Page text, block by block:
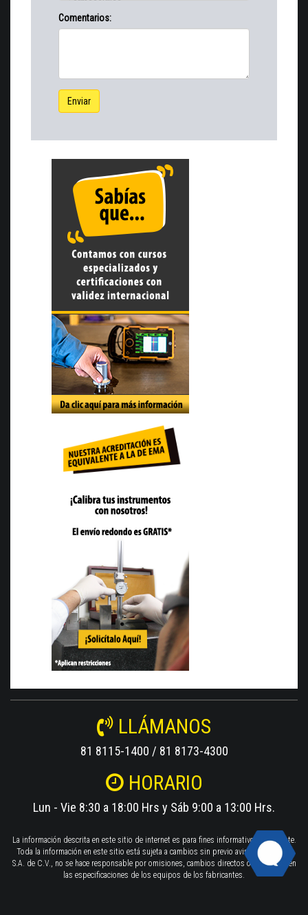
Comentarios:
Enviar
LLÁMANOS
81 8115-1400 / 81 8173-4300
HORARIO
Lun - Vie 8:30 a 18:00 Hrs y Sáb 9:00 a 13:00 Hrs.
La información descrita en este sitio de internet es para fines informativos solamente.
Toda la información en este sitio está sujeta a cambios sin previo aviso. TWILIGHT
S.A. de C.V., no se hace responsable por omisiones, cambios directos o indirectos en
las especificaciones de los equipos de los fabricantes.